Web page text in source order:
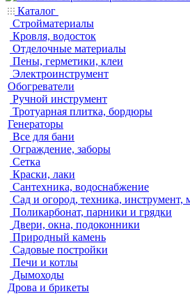
Каталог
Стройматериалы
Кровля, водосток
Отделочные материалы
Пены, герметики, клеи
Электроинструмент
Обогреватели
Ручной инструмент
Тротуарная плитка, бордюры
Генераторы
Все для бани
Ограждение, заборы
Сетка
Краски, лаки
Сантехника, водоснабжение
Сад и огород, техника, инструмент,
Поликарбонат, парники и грядки
Двери, окна, подоконники
Природный камень
Садовые постройки
Печи и котлы
Дымоходы
Дрова и брикеты